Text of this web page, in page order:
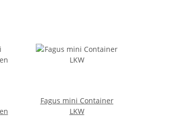
Fagus mini Container
LKW